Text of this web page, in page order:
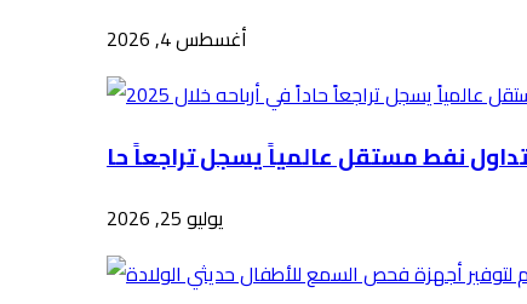
أغسطس 4, 2026
يوليو 25, 2026